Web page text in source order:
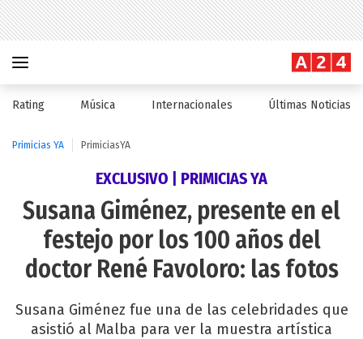
Rating Música Internacionales Últimas Noticias
Primicias YA PrimiciasYA
EXCLUSIVO | PRIMICIAS YA
Susana Giménez, presente en el
festejo por los 100 años del
doctor René Favoloro: las fotos
Susana Giménez fue una de las celebridades que
asistió al Malba para ver la muestra artística